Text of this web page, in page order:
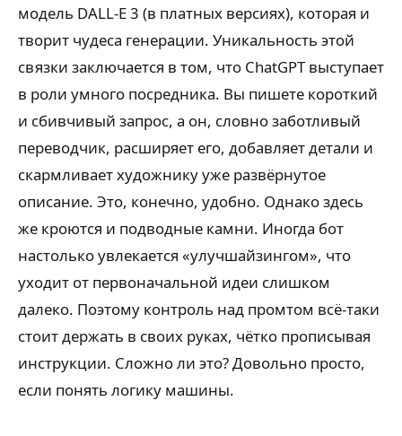
модель DALL-E 3 (в платных версиях), которая и
творит чудеса генерации. Уникальность этой
связки заключается в том, что ChatGPT выступает
в роли умного посредника. Вы пишете короткий
и сбивчивый запрос, а он, словно заботливый
переводчик, расширяет его, добавляет детали и
скармливает художнику уже развёрнутое
описание. Это, конечно, удобно. Однако здесь
же кроются и подводные камни. Иногда бот
настолько увлекается «улучшайзингом», что
уходит от первоначальной идеи слишком
далеко. Поэтому контроль над промтом всё-таки
стоит держать в своих руках, чётко прописывая
инструкции. Сложно ли это? Довольно просто,
если понять логику машины.